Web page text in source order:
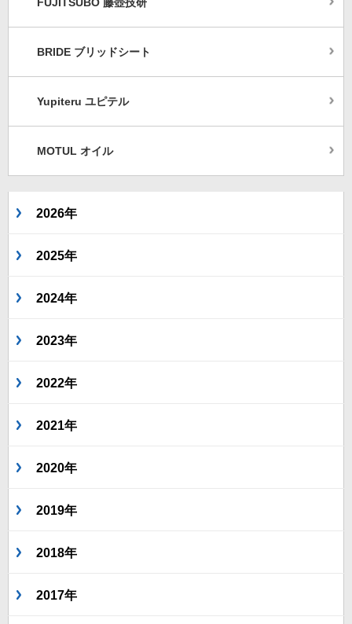
BRIDE ブリッドシート
Yupiteru ユピテル
MOTUL オイル
2026年
2025年
2024年
2023年
2022年
2021年
2020年
2019年
2018年
2017年